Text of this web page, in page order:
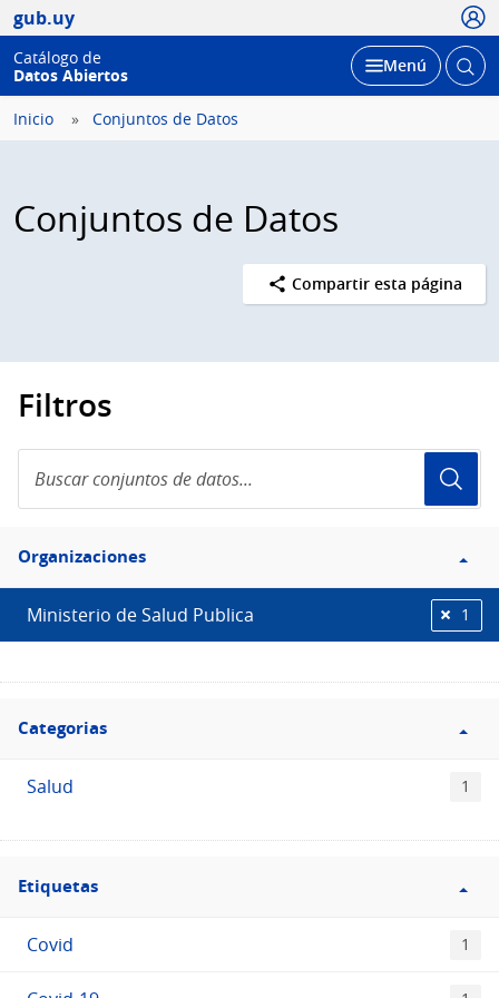
gub.uy
Catálogo de
Datos Abiertos
Desplegar
Menú Abrir
Inicio Conjuntos de Datos
Conjuntos de Datos
Compartir esta página
Filtros
conjuntos
de
Filtro
Organizaciones
Organizaciones
Ministerio de Salud Publica 1
Filtro
Categorias
Categorias
Salud 1
Filtro
Etiquetas
Etiquetas
Covid 1